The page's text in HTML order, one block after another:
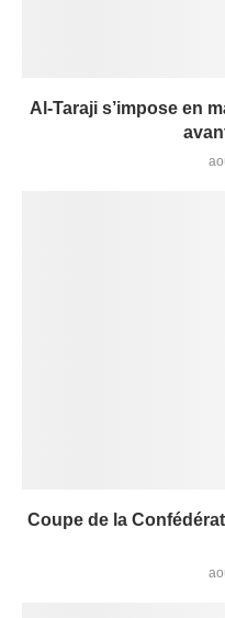
Al-Taraji s’impose en
Coupe de la